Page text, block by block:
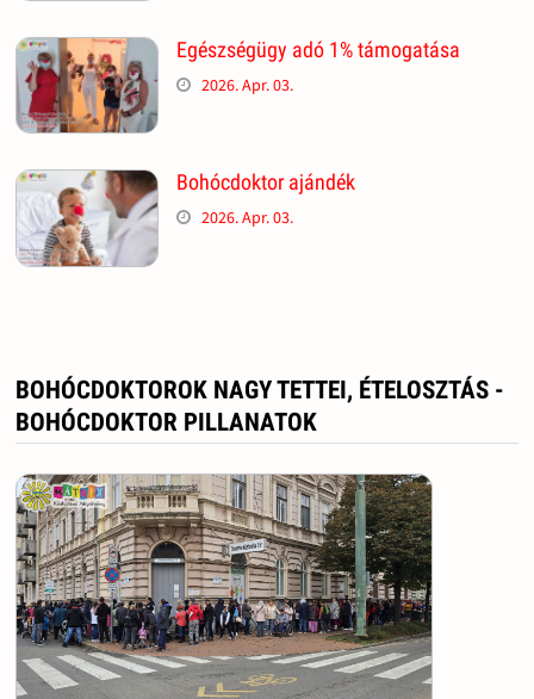
Egészségügy adó 1% támogatása
2026. Apr. 03.
Bohócdoktor ajándék
2026. Apr. 03.
BOHÓCDOKTOROK NAGY TETTEI, ÉTELOSZTÁS -
BOHÓCDOKTOR PILLANATOK